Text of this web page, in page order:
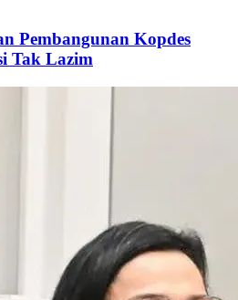
Pembangunan Kopdes
Tak Lazim